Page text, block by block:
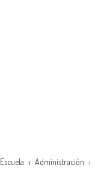
Escuela Administración